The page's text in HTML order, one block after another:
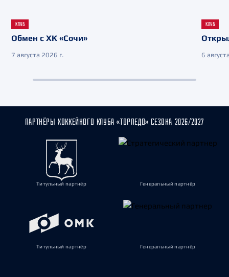
КЛУБ
Обмен с ХК «Сочи»
7 августа 2026 г.
КЛУБ
6
ПАРТНЁРЫ ХОККЕЙНОГО КЛУБА «ТОРПЕДО» СЕЗОНА 2026/2027
Титульный партнёр Генеральный партнёр
Титульный партнёр Генеральный партнёр